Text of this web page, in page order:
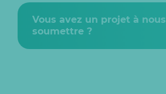
Vous avez un projet à nous
soumettre ?